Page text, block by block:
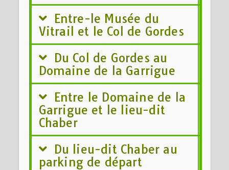
Entre-le Musée du
Vitrail et le Col de Gordes
Du Col de Gordes au
Domaine de la Garrigue
Entre le Domaine de la
Garrigue et le lieu-dit
Chaber
Du lieu-dit Chaber au
parking de départ